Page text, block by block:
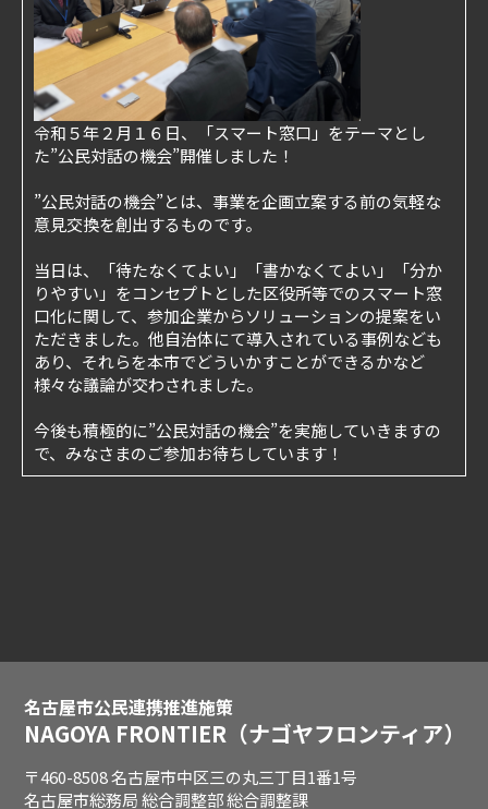
令和５年２月１６日、「スマート窓口」をテーマとし
た”公民対話の機会”開催しました！
”公民対話の機会”とは、事業を企画立案する前の気軽な
意見交換を創出するものです。
当日は、「待たなくてよい」「書かなくてよい」「分か
りやすい」をコンセプトとした区役所等でのスマート窓
口化に関して、参加企業からソリューションの提案をい
ただきました。他自治体にて導入されている事例なども
あり、それらを本市でどういかすことができるかなど
様々な議論が交わされました。
今後も積極的に”公民対話の機会”を実施していきますの
で、みなさまのご参加お待ちしています！
名古屋市公民連携推進施策
NAGOYA FRONTIER（ナゴヤフロンティア）
〒460-8508 名古屋市中区三の丸三丁目1番1号
名古屋市総務局 総合調整部 総合調整課